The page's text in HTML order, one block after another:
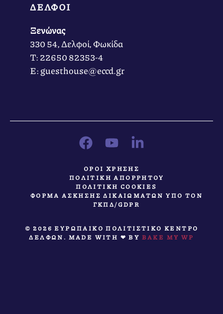
ΔΕΛΦΟΙ
Ξενώνας
330 54, Δελφοί, Φωκίδα
Τ: 22650 82353-4
Ε: guesthouse@eccd.gr
ΟΡΟΙ ΧΡΗΣΗΣ
ΠΟΛΙΤΙΚΗ ΑΠΟΡΡΗΤΟΥ
ΠΟΛΙΤΙΚΗ COOKIES
ΦΟΡΜΑ ΑΣΚΗΣΗΣ ΔΙΚΑΙΩΜΑΤΩΝ ΥΠΟ ΤΟΝ
ΓΚΠΔ/GDPR
© 2026 ΕΥΡΩΠΑΙΚΟ ΠΟΛΙΤΙΣΤΙΚΟ ΚΕΝΤΡΟ
ΔΕΛΦΩΝ. MADE WITH ❤ BY BAKE MY WP